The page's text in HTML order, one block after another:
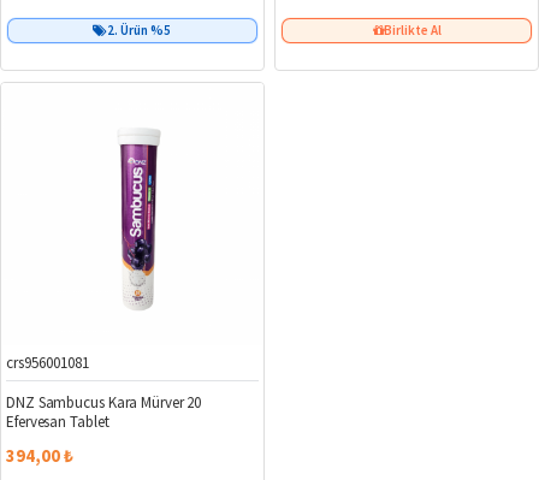
2. Ürün %5 Birlikte Al
crs956001081
DNZ Sambucus Kara Mürver 20
Efervesan Tablet
394,00 ₺